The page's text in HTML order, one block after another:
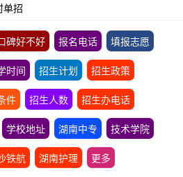
单招
碑好不好 报名电话 填报志愿
时间 招生计划 招生政策
件 招生人数 招生办电话
学校地址 湖南中专 技术学院
铁航 湖南护理 更多